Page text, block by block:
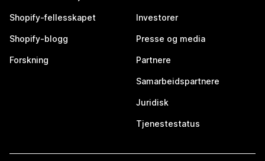
Shopify-fellesskapet
Shopify-blogg
Forskning
Investorer
Presse og media
Partnere
Samarbeidspartnere
Juridisk
Tjenestestatus